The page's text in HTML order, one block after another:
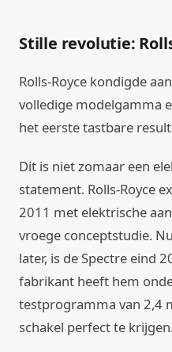
Stille revolutie:
Rolls-Royce kondigde
volledige modelgamma
het eerste tastbare
Dit is niet zomaar een
statement. Rolls-Royce
2011 met elektrische
vroege conceptstudie.
later, is de Spectre eind
fabrikant heeft hem
testprogramma van 2,4
schakel perfect te